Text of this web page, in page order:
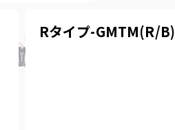
Rタイプ-GMTM(R/B)